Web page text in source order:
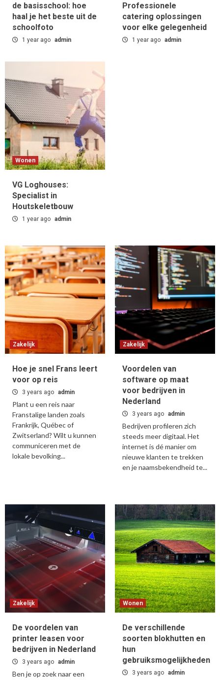
Zakelijk
Innovatieve Softwareoplossingen
Transformeren Installatiebedrijven
de basisschool: hoe
haal je het beste uit de
schoolfoto
1 year ago admin
Professionele
catering oplossingen
voor elke gelegenheid
1 year ago admin
Wonen
VG Loghouses:
Specialist in
Houtskeletbouw
1 year ago admin
Zakelijk
Hoe je snel Frans leert
voor op reis
3 years ago admin
Plant u een reis naar
Franstalige landen zoals
Frankrijk, Québec of
Zwitserland? Wilt u kunnen
communiceren met de
lokale bevolking...
Zakelijk
Voordelen van
software op maat
voor bedrijven in
Nederland
3 years ago admin
Bedrijven profileren zich
steeds meer digitaal. Het
internet is dé manier om
nieuwe klanten te trekken
en je naamsbekendheid te...
Zakelijk
De voordelen van
printer leasen voor
bedrijven in Nederland
3 years ago admin
Ben je op zoek naar een
Wonen
De verschillende
soorten blokhutten en
hun
gebruiksmogelijkheden
3 years ago admin